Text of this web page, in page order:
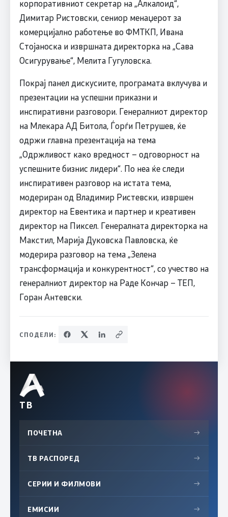
корпоративниот секретар на „Алкалоид“,
Димитар Ристовски, сениор менаџерот за
комерцијално работење во ФМТКП, Ивана
Стојаноска и извршната директорка на „Сава
Осигурување“, Мелита Гугуловска.
Покрај панел дискусиите, програмата вклучува и
презентации на успешни приказни и
инспиративни разговори. Генералниот директор
на Млекара АД Битола, Ѓорѓи Петрушев, ќе
одржи главна презентација на тема
„Одржливост како вредност – одговорност на
успешните бизнис лидери“. По неа ќе следи
инспиративен разговор на истата тема,
модериран од Владимир Ристевски, извршен
директор на Евентика и партнер и креативен
директор на Пиксел. Генералната директорка на
Макстил, Марија Дуковска Павловска, ќе
модерира разговор на тема „Зелена
трансформација и конкурентност“, со учество на
генералниот директор на Раде Кончар – ТЕП,
Горан Антевски.
СПОДЕЛИ:
ТВ
ПОЧЕТНА →
ТВ РАСПОРЕД →
СЕРИИ И ФИЛМОВИ →
ЕМИСИИ →